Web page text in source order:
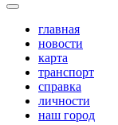
главная
новости
карта
транспорт
справка
личности
наш город